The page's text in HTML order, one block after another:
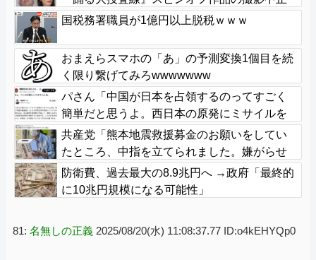
が正式に決定
国税務署職員が1億円以上脱税ｗｗｗ
おまえらスマホの「あ」の予測変換1個目を続
く限り繋げてみろwwwwwww
パさん「中国が日本を占領するのってすごく
簡単だと思うよ。西日本の原発にミサイルを
撃ち込めばいい」
共産党「熊本地震救援募金のお願いをしてい
たところ、中指を立てられました。嫌がらせ
酷い」
防衛費、過去最大の8.9兆円へ →政府「最終的
に10兆円規模になる可能性」
81: 名無しの正義 2025/08/20(水) 11:08:37.77 ID:o4kEHYQp0